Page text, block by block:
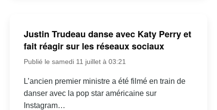
Justin Trudeau danse avec Katy Perry et
fait réagir sur les réseaux sociaux
Publié le samedi 11 juillet à 03:21
L’ancien premier ministre a été filmé en train de
danser avec la pop star américaine sur
Instagram…